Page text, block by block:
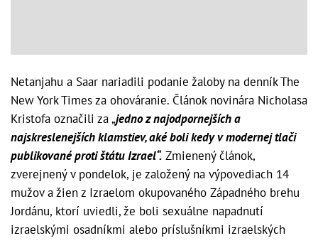
Netanjahu a Saar nariadili podanie žaloby na denník The
New York Times za ohováranie. Článok novinára Nicholasa
Kristofa označili za „jedno z najodpornejších a
najskreslenejších klamstiev, aké boli kedy v modernej tlači
publikované proti štátu Izrael“. Zmienený článok,
zverejnený v pondelok, je založený na výpovediach 14
mužov a žien z Izraelom okupovaného Západného brehu
Jordánu, ktorí uviedli, že boli sexuálne napadnutí
izraelskými osadníkmi alebo príslušníkmi izraelských